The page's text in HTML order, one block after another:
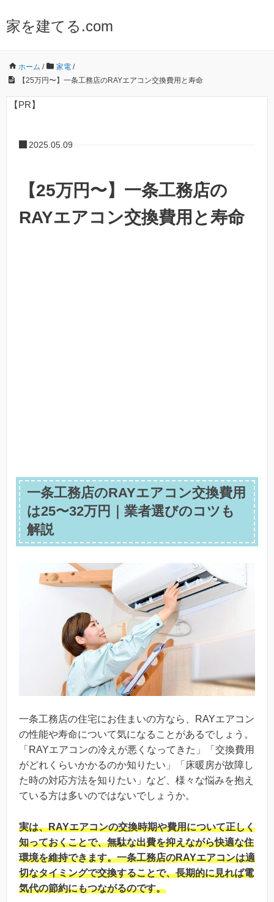
家を建てる.com
ホーム / 家電 /
【25万円〜】一条工務店のRAYエアコン交換費用と寿命
【PR】
2025.05.09
【25万円〜】一条工務店の
RAYエアコン交換費用と寿命
一条工務店のRAYエアコン交換費用
は25〜32万円｜業者選びのコツも
解説
一条工務店の住宅にお住まいの方なら、RAYエアコン
の性能や寿命について気になることがあるでしょう。
「RAYエアコンの冷えが悪くなってきた」「交換費用
がどれくらいかかるのか知りたい」「床暖房が故障し
た時の対応方法を知りたい」など、様々な悩みを抱え
ている方は多いのではないでしょうか。
実は、RAYエアコンの交換時期や費用について正しく
知っておくことで、無駄な出費を抑えながら快適な住
環境を維持できます。一条工務店のRAYエアコンは適
切なタイミングで交換することで、長期的に見れば電
気代の節約にもつながるのです。